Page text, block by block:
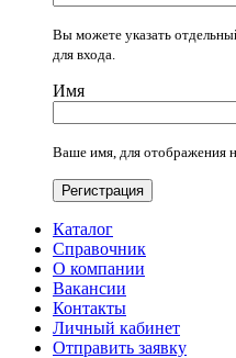
Вы можете указать
для входа.
Имя
Ваше имя, для отображения
Регистрация
Каталог
Справочник
О компании
Вакансии
Контакты
Личный кабинет
Отправить заявку